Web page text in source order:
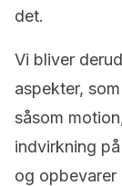
det.
Vi bliver
aspekter,
såsom
indvirkning
og opbevarer